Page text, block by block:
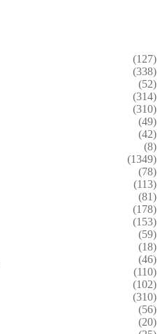
(127)
(338)
(52)
(314)
(310)
(49)
(42)
(8)
(1349)
(78)
(113)
(81)
(178)
(153)
(59)
(18)
(46)
(110)
(102)
(310)
(56)
(20)